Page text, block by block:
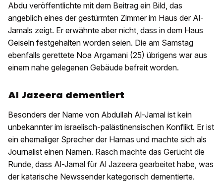
Abdu veröffentlichte mit dem Beitrag ein Bild, das
angeblich eines der gestürmten Zimmer im Haus der Al-
Jamals zeigt. Er erwähnte aber nicht, dass in dem Haus
Geiseln festgehalten worden seien. Die am Samstag
ebenfalls gerettete Noa Argamani (25) übrigens war aus
einem nahe gelegenen Gebäude befreit worden.
Al Jazeera dementiert
Besonders der Name von Abdullah Al-Jamal ist kein
unbekannter im israelisch-palästinensischen Konflikt. Er ist
ein ehemaliger Sprecher der Hamas und machte sich als
Journalist einen Namen. Rasch machte das Gerücht die
Runde, dass Al-Jamal für Al Jazeera gearbeitet habe, was
der katarische Newssender kategorisch dementierte.